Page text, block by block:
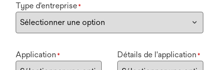
Type d'entreprise*
Application * Détails de l'application *